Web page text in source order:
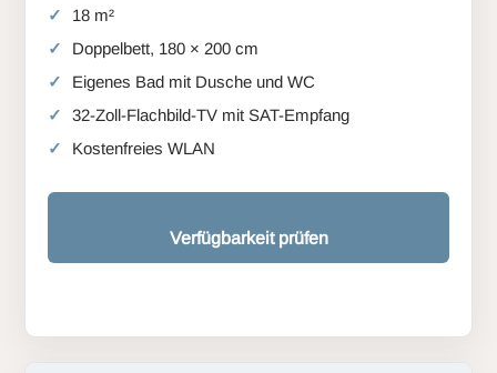
18 m²
Doppelbett, 180 × 200 cm
Eigenes Bad mit Dusche und WC
32-Zoll-Flachbild-TV mit SAT-Empfang
Kostenfreies WLAN
Verfügbarkeit prüfen